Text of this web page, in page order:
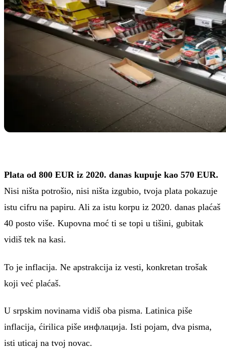
Plata od 800 EUR iz 2020. danas kupuje kao 570 EUR.
Nisi ništa potrošio, nisi ništa izgubio, tvoja plata pokazuje
istu cifru na papiru. Ali za istu korpu iz 2020. danas plaćaš
40 posto više. Kupovna moć ti se topi u tišini, gubitak
vidiš tek na kasi.
To je inflacija. Ne apstrakcija iz vesti, konkretan trošak
koji već plaćaš.
U srpskim novinama vidiš oba pisma. Latinica piše
inflacija, ćirilica piše инфлација. Isti pojam, dva pisma,
isti uticaj na tvoj novac.